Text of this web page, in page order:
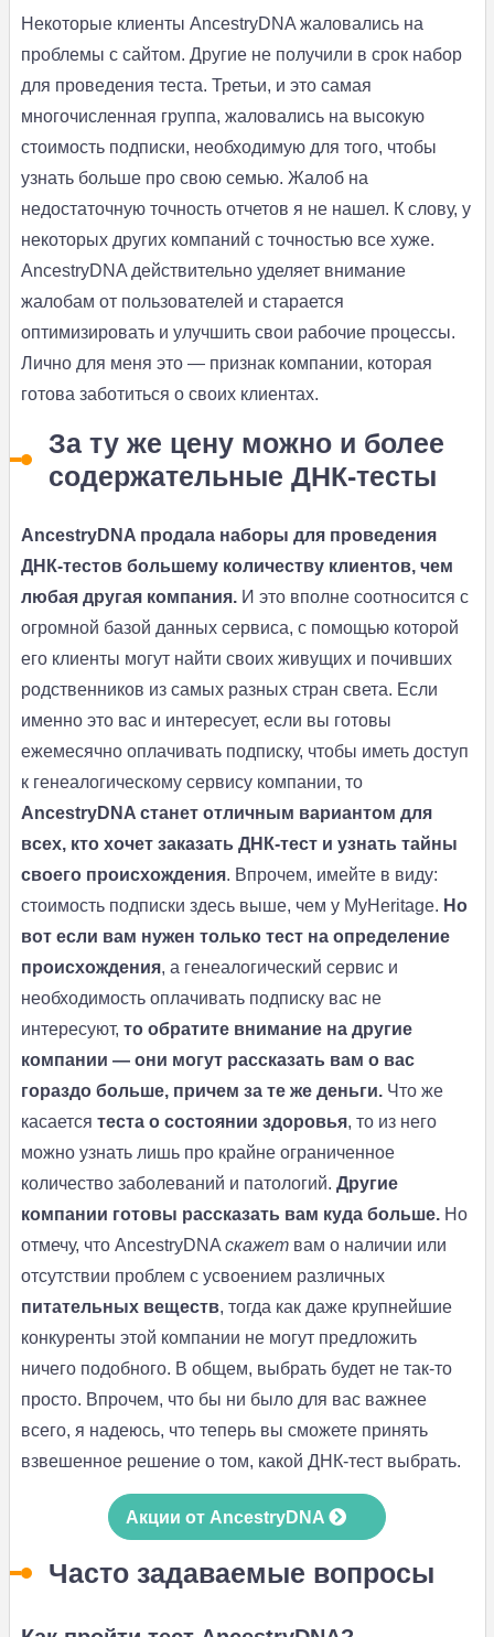
Некоторые клиенты AncestryDNA жаловались на
проблемы с сайтом. Другие не получили в срок набор
для проведения теста. Третьи, и это самая
многочисленная группа, жаловались на высокую
стоимость подписки, необходимую для того, чтобы
узнать больше про свою семью. Жалоб на
недостаточную точность отчетов я не нашел. К слову, у
некоторых других компаний с точностью все хуже.
AncestryDNA действительно уделяет внимание
жалобам от пользователей и старается
оптимизировать и улучшить свои рабочие процессы.
Лично для меня это — признак компании, которая
готова заботиться о своих клиентах.
За ту же цену можно и более
содержательные ДНК-тесты
AncestryDNA продала наборы для проведения
ДНК-тестов большему количеству клиентов, чем
любая другая компания. И это вполне соотносится с
огромной базой данных сервиса, с помощью которой
его клиенты могут найти своих живущих и почивших
родственников из самых разных стран света. Если
именно это вас и интересует, если вы готовы
ежемесячно оплачивать подписку, чтобы иметь доступ
к генеалогическому сервису компании, то
AncestryDNA станет отличным вариантом для
всех, кто хочет заказать ДНК-тест и узнать тайны
своего происхождения. Впрочем, имейте в виду:
стоимость подписки здесь выше, чем у MyHeritage. Но
вот если вам нужен только тест на определение
происхождения, а генеалогический сервис и
необходимость оплачивать подписку вас не
интересуют, то обратите внимание на другие
компании — они могут рассказать вам о вас
гораздо больше, причем за те же деньги.Что же
касается теста о состоянии здоровья, то из него
можно узнать лишь про крайне ограниченное
количество заболеваний и патологий. Другие
компании готовы рассказать вам куда больше. Но
отмечу, что AncestryDNA скажетвам о наличии или
отсутствии проблем с усвоением различных
питательных веществ, тогда как даже крупнейшие
конкуренты этой компании не могут предложить
ничего подобного. В общем, выбрать будет не так-то
просто. Впрочем, что бы ни было для вас важнее
всего, я надеюсь, что теперь вы сможете принять
взвешенное решение о том, какой ДНК-тест выбрать.
Акции от AncestryDNA
Часто задаваемые вопросы